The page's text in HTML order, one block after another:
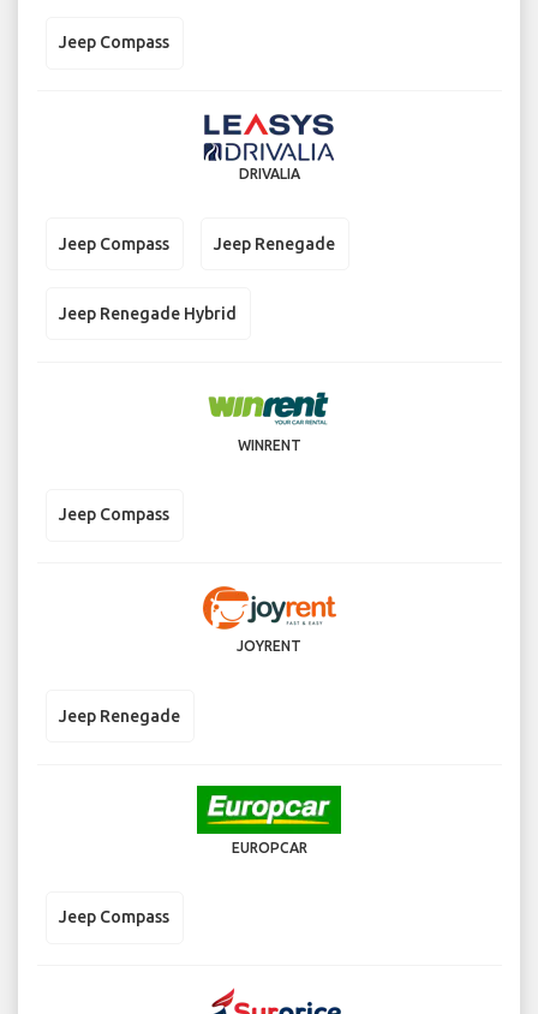
Jeep Compass
DRIVALIA
Jeep Compass Jeep Renegade
Jeep Renegade Hybrid
WINRENT
Jeep Compass
JOYRENT
Jeep Renegade
EUROPCAR
Jeep Compass